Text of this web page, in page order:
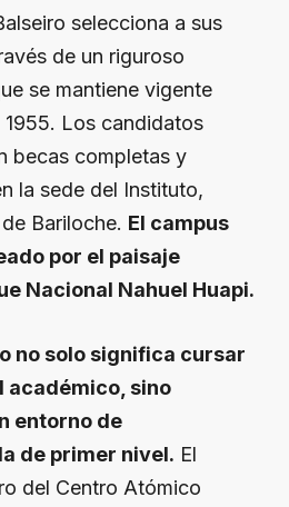
selecciona a sus
de un riguroso
se mantiene vigente
Los candidatos
becas completas y
la sede del Instituto,
Bariloche. El campus
por el paisaje
Nacional Nahuel Huapi.
no solo significa cursar
académico, sino
entorno de
de primer nivel. El
del Centro Atómico